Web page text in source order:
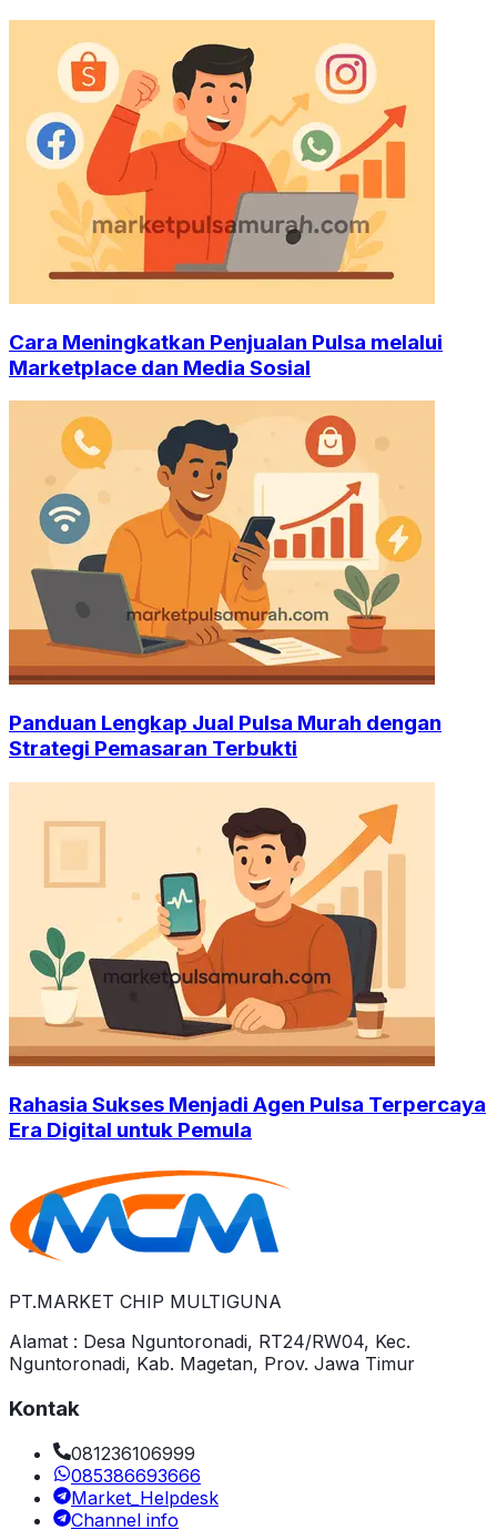
Cara Meningkatkan Penjualan Pulsa melalui
Marketplace dan Media Sosial
Panduan Lengkap Jual Pulsa Murah dengan
Strategi Pemasaran Terbukti
Rahasia Sukses Menjadi Agen Pulsa Terpercaya
Era Digital untuk Pemula
PT.MARKET CHIP MULTIGUNA
Alamat : Desa Nguntoronadi, RT24/RW04, Kec.
Nguntoronadi, Kab. Magetan, Prov. Jawa Timur
Kontak
081236106999
085386693666
Market_Helpdesk
Channel info